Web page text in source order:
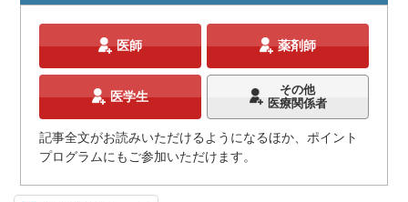
医師 薬剤師
医学生
その他
医療関係者
記事全文がお読みいただけるようになるほか、ポイント
プログラムにもご参加いただけます。